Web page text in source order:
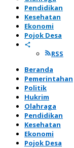
Pendidikan
Kesehatan
Ekonomi
Pojok Desa
RSS
Beranda
Pemerintahan
Politik
Hukrim
Olahraga
Pendidikan
Kesehatan
Ekonomi
Pojok Desa